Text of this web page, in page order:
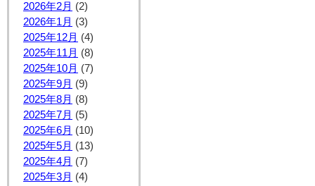
2026年2月 (2)
2026年1月 (3)
2025年12月 (4)
2025年11月 (8)
2025年10月 (7)
2025年9月 (9)
2025年8月 (8)
2025年7月 (5)
2025年6月 (10)
2025年5月 (13)
2025年4月 (7)
2025年3月 (4)